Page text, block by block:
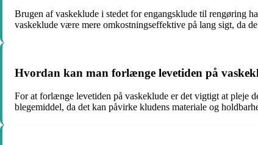
Brugen af vaskeklude i stedet for engangsklude til rengøring
vaskeklude være mere omkostningseffektive på lang sigt, da
Hvordan kan man forlænge levetiden på
For at forlænge levetiden på vaskeklude er det vigtigt at pleje
blegemiddel, da det kan påvirke kludens materiale og